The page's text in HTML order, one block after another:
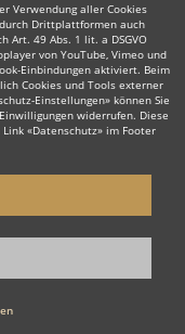
Verwendung aller Cookies
Drittplattformen auch
Art. 49 Abs. 1 lit. a DSGVO
von YouTube, Vimeo und
Einbindungen aktiviert. Beim
Cookies und Tools externer
Einstellungen» können Sie
widerrufen. Diese
«Datenschutz» im Footer